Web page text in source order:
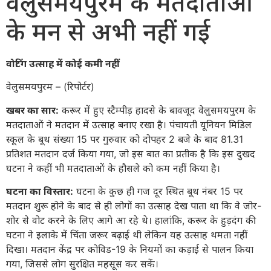
के मन से अभी नहीं गई
वोटिंग उत्साह में कोई कमी नहीं
वेलुसमयपुरम – (रिपोर्टर)
खबर का सार: करूर में हुए स्टैम्पीड़ हादसे के बावजूद वेलुसमयपुरम के
मतदाताओं ने मतदान में उत्साह बनाए रखा है। पंचायती यूनियन मिडिल
स्कूल के बूथ संख्या 15 पर गुरुवार को दोपहर 2 बजे के बाद 81.31
प्रतिशत मतदान दर्ज किया गया, जो इस बात का प्रतीक है कि इस दुखद
घटना ने कहीं भी मतदाताओं के हौसले को कम नहीं किया है।
घटना का विस्तार: घटना के कुछ ही गज दूर स्थित बूथ नंबर 15 पर
मतदान शुरू होने के बाद से ही लोगों का उत्साह देख पाता था कि वे जोर-
शोर से वोट करने के लिए आगे आ रहे थे। हालांकि, करूर के हुड़दंग की
घटना ने इलाके में चिंता जरूर बढ़ाई थी लेकिन यह उत्साह थमता नहीं
दिखा। मतदान केंद्र पर कोविड-19 के नियमों का कड़ाई से पालन किया
गया, जिससे लोग सुरक्षित महसूस कर सकें।